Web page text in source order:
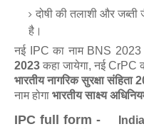
दोषी की तलाशी और जब्ती
है।
नई IPC का नाम BNS 2023
2023 कहा जायेगा, नई CrPC
भारतीय नागरिक सुरक्षा संहिता
नाम होगा भारतीय साक्ष्य
IPC full form -